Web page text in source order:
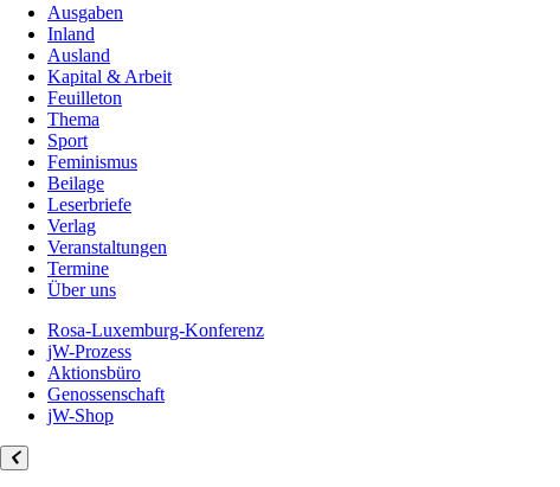
Ausgaben
Inland
Ausland
Kapital & Arbeit
Feuilleton
Thema
Sport
Feminismus
Beilage
Leserbriefe
Verlag
Veranstaltungen
Termine
Über uns
Rosa-Luxemburg-Konferenz
jW-Prozess
Aktionsbüro
Genossenschaft
jW-Shop